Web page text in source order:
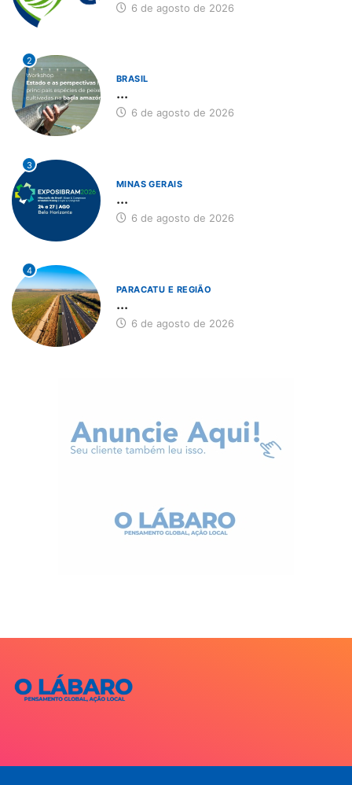
6 de agosto de 2026
2
BRASIL
...
6 de agosto de 2026
3
MINAS GERAIS
...
6 de agosto de 2026
4
PARACATU E REGIÃO
...
6 de agosto de 2026